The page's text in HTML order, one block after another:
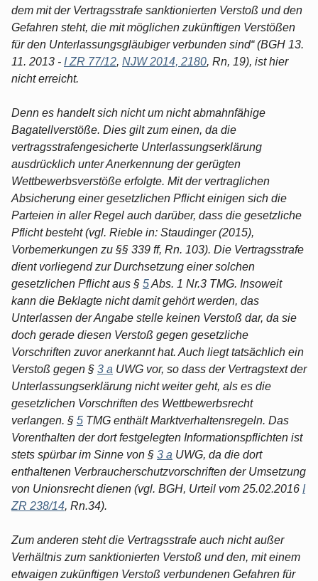
dem mit der Vertragsstrafe sanktionierten Verstoß und den
Gefahren steht, die mit möglichen zukünftigen Verstößen
für den Unterlassungsgläubiger verbunden sind“ (BGH 13.
11. 2013 - I ZR 77/12, NJW 2014, 2180, Rn, 19), ist hier
nicht erreicht.
Denn es handelt sich nicht um nicht abmahnfähige
Bagatellverstöße. Dies gilt zum einen, da die
vertragsstrafengesicherte Unterlassungserklärung
ausdrücklich unter Anerkennung der gerügten
Wettbewerbsverstöße erfolgte. Mit der vertraglichen
Absicherung einer gesetzlichen Pflicht einigen sich die
Parteien in aller Regel auch darüber, dass die gesetzliche
Pflicht besteht (vgl. Rieble in: Staudinger (2015),
Vorbemerkungen zu §§ 339 ff, Rn. 103). Die Vertragsstrafe
dient vorliegend zur Durchsetzung einer solchen
gesetzlichen Pflicht aus § 5Abs. 1 Nr.3 TMG. Insoweit
kann die Beklagte nicht damit gehört werden, das
Unterlassen der Angabe stelle keinen Verstoß dar, da sie
doch gerade diesen Verstoß gegen gesetzliche
Vorschriften zuvor anerkannt hat. Auch liegt tatsächlich ein
Verstoß gegen § 3 a UWG vor, so dass der Vertragstext der
Unterlassungserklärung nicht weiter geht, als es die
gesetzlichen Vorschriften des Wettbewerbsrecht
verlangen. § 5 TMG enthält Marktverhaltensregeln. Das
Vorenthalten der dort festgelegten Informationspflichten ist
stets spürbar im Sinne von § 3 a UWG, da die dort
enthaltenen Verbraucherschutzvorschriften der Umsetzung
von Unionsrecht dienen (vgl. BGH, Urteil vom 25.02.2016 I
ZR 238/14, Rn.34).
Zum anderen steht die Vertragsstrafe auch nicht außer
Verhältnis zum sanktionierten Verstoß und den, mit einem
etwaigen zukünftigen Verstoß verbundenen Gefahren für